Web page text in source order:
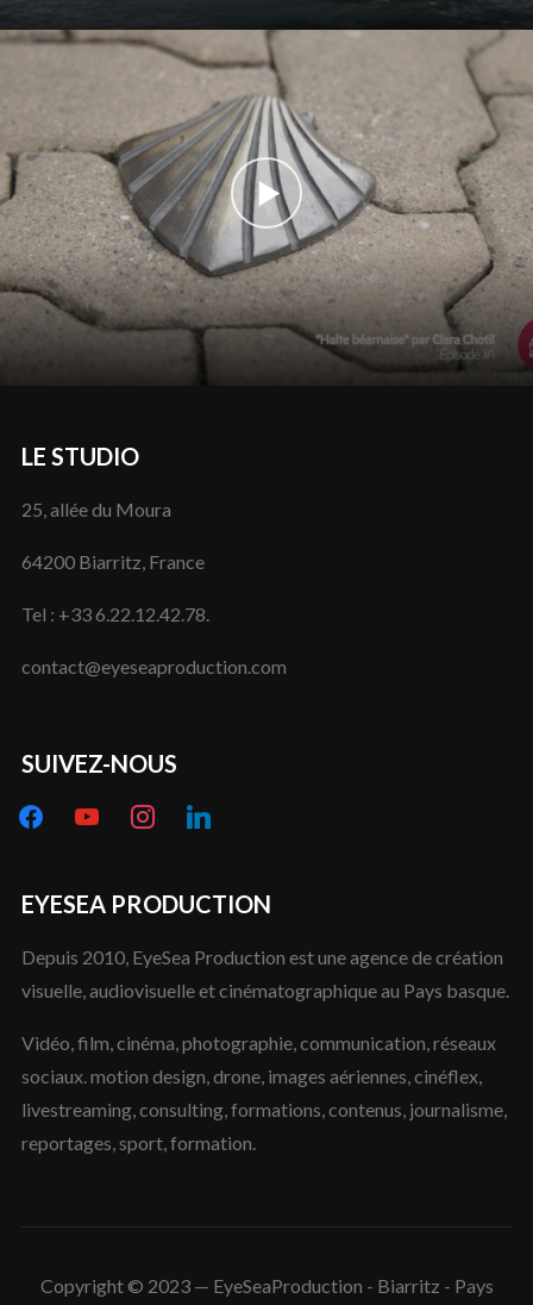
LE STUDIO
25, allée du Moura
64200 Biarritz, France
Tel : +33 6.22.12.42.78.
contact@eyeseaproduction.com
SUIVEZ-NOUS
facebookyoutubeinstagramlinkedin
EYESEA PRODUCTION
Depuis 2010, EyeSea Production est une agence de création
visuelle, audiovisuelle et cinématographique au Pays basque.
Vidéo, film, cinéma, photographie, communication, réseaux
sociaux. motion design, drone, images aériennes, cinéflex,
livestreaming, consulting, formations, contenus, journalisme,
reportages, sport, formation.
Copyright © 2023 — EyeSeaProduction - Biarritz - Pays